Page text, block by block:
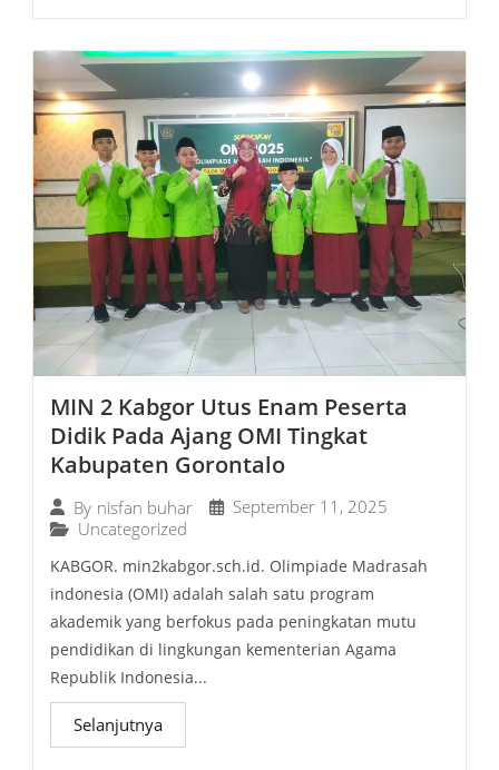
MIN 2 Kabgor Utus Enam Peserta
Didik Pada Ajang OMI Tingkat
Kabupaten Gorontalo
By nisfan buhar
September 11, 2025
Uncategorized
KABGOR. min2kabgor.sch.id. Olimpiade Madrasah
indonesia (OMI) adalah salah satu program
akademik yang berfokus pada peningkatan mutu
pendidikan di lingkungan kementerian Agama
Republik Indonesia...
Selanjutnya